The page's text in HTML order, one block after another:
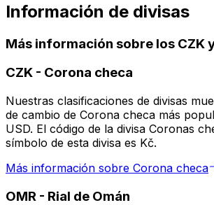
Información de divisas
Más información sobre los CZK
CZK - Corona checa
Nuestras clasificaciones de divisas
de cambio de Corona checa más
USD. El código de la divisa Coronas
símbolo de esta divisa es Kč.
Más información sobre Corona checa
OMR - Rial de Omán